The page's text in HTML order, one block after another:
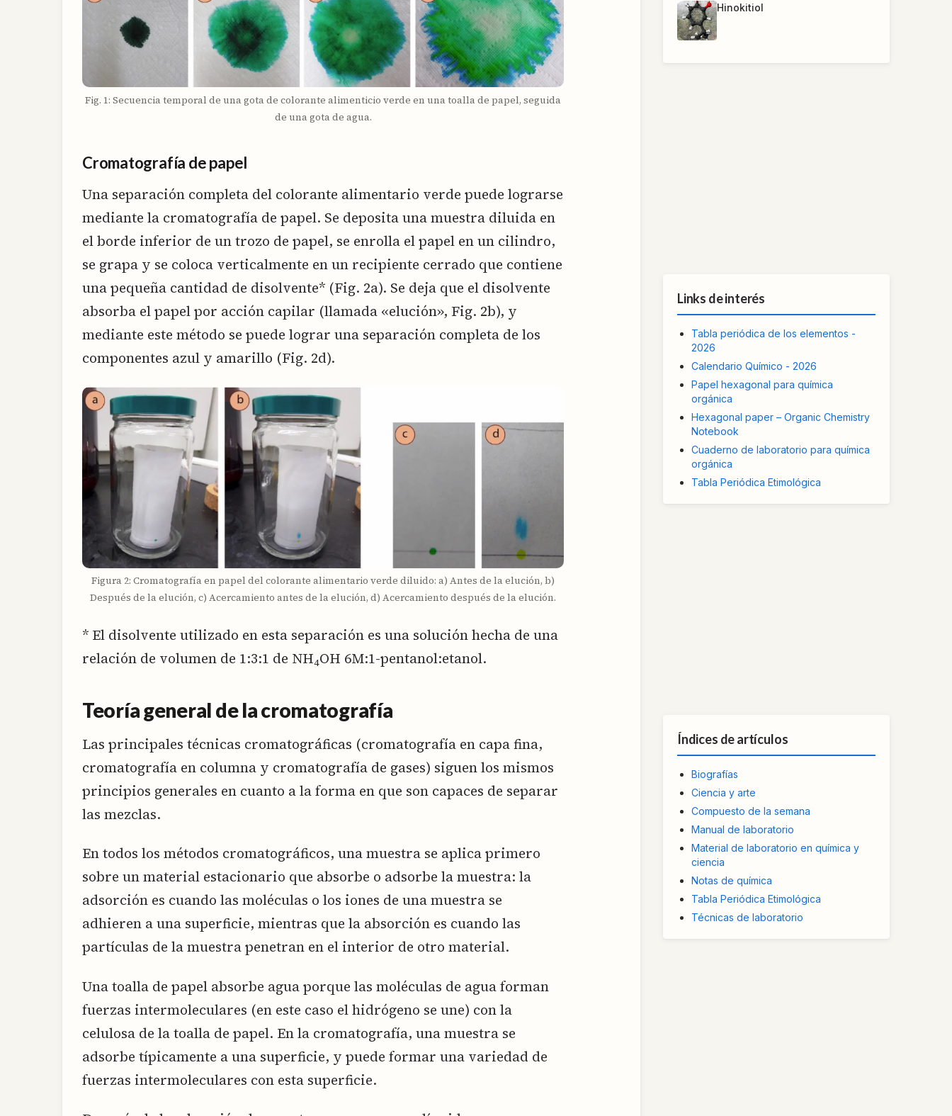
Fig. 1: Secuencia temporal de una gota de colorante alimenticio verde en una toalla de papel, seguida
de una gota de agua.
Cromatografía de papel
Una separación completa del colorante alimentario verde puede lograrse
mediante la cromatografía de papel. Se deposita una muestra diluida en
el borde inferior de un trozo de papel, se enrolla el papel en un cilindro,
se grapa y se coloca verticalmente en un recipiente cerrado que contiene
una pequeña cantidad de disolvente* (Fig. 2a). Se deja que el disolvente
absorba el papel por acción capilar (llamada «elución», Fig. 2b), y
mediante este método se puede lograr una separación completa de los
componentes azul y amarillo (Fig. 2d).
Figura 2: Cromatografía en papel del colorante alimentario verde diluido: a) Antes de la elución, b)
Después de la elución, c) Acercamiento antes de la elución, d) Acercamiento después de la elución.
* El disolvente utilizado en esta separación es una solución hecha de una
relación de volumen de 1:3:1 de NH4OH 6M:1-pentanol:etanol.
Teoría general de la cromatografía
Las principales técnicas cromatográficas (cromatografía en capa fina,
cromatografía en columna y cromatografía de gases) siguen los mismos
principios generales en cuanto a la forma en que son capaces de separar
las mezclas.
En todos los métodos cromatográficos, una muestra se aplica primero
sobre un material estacionario que absorbe o adsorbe la muestra: la
adsorción es cuando las moléculas o los iones de una muestra se
adhieren a una superficie, mientras que la absorción es cuando las
partículas de la muestra penetran en el interior de otro material.
Una toalla de papel absorbe agua porque las moléculas de agua forman
fuerzas intermoleculares (en este caso el hidrógeno se une) con la
celulosa de la toalla de papel. En la cromatografía, una muestra se
adsorbe típicamente a una superficie, y puede formar una variedad de
fuerzas intermoleculares con esta superficie.
Hinokitiol
Links de interés
Tabla periódica de los elementos -
2026
Calendario Químico - 2026
Papel hexagonal para química
orgánica
Hexagonal paper – Organic Chemistry
Notebook
Cuaderno de laboratorio para química
orgánica
Tabla Periódica Etimológica
Índices de artículos
Biografías
Ciencia y arte
Compuesto de la semana
Manual de laboratorio
Material de laboratorio en química y
ciencia
Notas de química
Tabla Periódica Etimológica
Técnicas de laboratorio